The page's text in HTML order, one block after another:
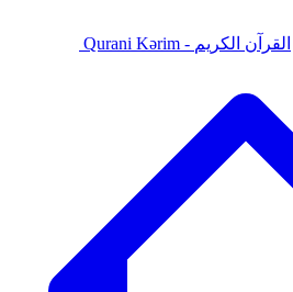
Qurani Kərim - القرآن الكريم